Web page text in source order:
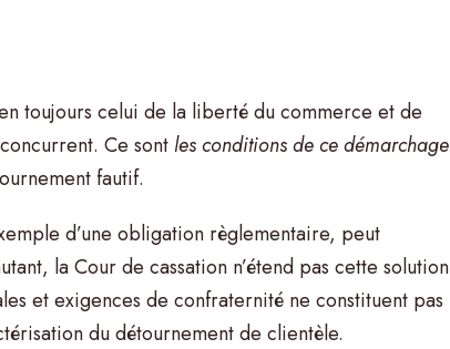
toujours celui de la liberté du commerce et de
Ce sont les conditions de ce démarchage
fautif.
d’une obligation règlementaire, peut
la Cour de cassation n’étend pas cette solution
et exigences de confraternité ne constituent pas
du détournement de clientèle.